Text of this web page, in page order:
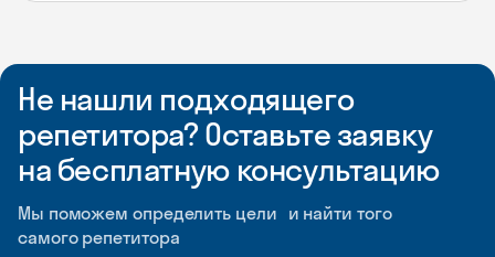
Не нашли подходящего
репетитора? Оставьте заявку
на бесплатную консультацию
Мы поможем определить цели и найти того
самого репетитора